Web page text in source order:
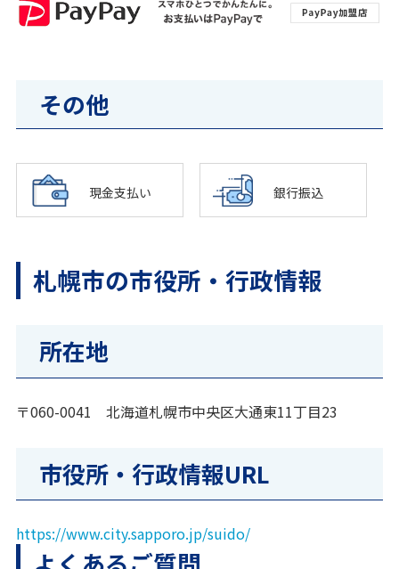
その他
現金支払い 銀行振込
札幌市の市役所・行政情報
所在地
〒060-0041 北海道札幌市中央区大通東11丁目23
市役所・行政情報URL
https://www.city.sapporo.jp/suido/